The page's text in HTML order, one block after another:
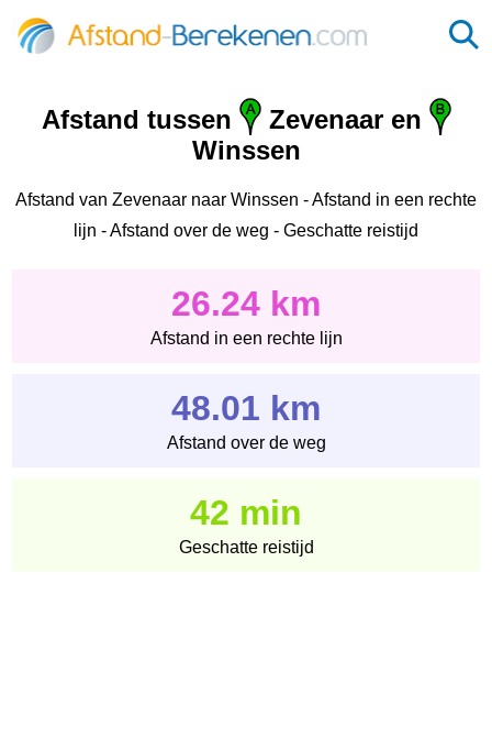
Afstand tussen
Zevenaar en
Winssen
Afstand van Zevenaar naar Winssen - Afstand in een rechte
lijn - Afstand over de weg - Geschatte reistijd
26.24 km
Afstand in een rechte lijn
48.01 km
Afstand over de weg
42 min
Geschatte reistijd